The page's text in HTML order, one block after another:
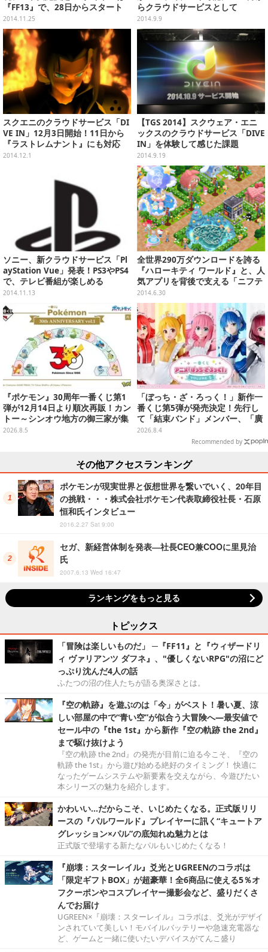
『FF13』で、28日からスタート
2014.11.25
らクラウドサービスとして
2014.9.9
スクエニのクラウドサービス「DI
VE IN」12月3日開始！11日から
『ラストレムナント』にも対応
2014.12.1
【TGS 2014】スクウェア・エニ
ックスのクラウドサービス「DIVE
IN」を体験して感じた課題
2014.9.19
ソニー、新クラウドサービス「Pl
ayStation Vue」発表！PS3やPS4
で、テレビ番組が楽しめる
2014.11.13
全世界290万ダウンロードを誇る
『ハローキティ ワールド』と、人
気アプリを背後で支える「ニフテ
ィクラウド mobile backend」の
取り組みとは
2014.6.30
『ポケモン』30周年一番くじ第1
弾が12月14日より順次再販！カン
トー～シンオウ地方の御三家が集
まった時計、ぬいぐるみなど記念
2026.8.5
「ぼっち・ざ・ろっく！」新作一
番くじ第5弾が発売決定！先行し
て「結束バンド」メンバー、「廣
井きくり」のメイド衣装フィギュ
2026.8.4
Recommended by
その他アクセスランキング
ポケモンが現実世界と仮想世界を繋いでいく、20年目
の挑戦・・・株式会社ポケモン代表取締役社長・石原
恒和氏インタビュー
2016.2.27 Sat 9:00
セガ、新経営体制を発表―社長CEO兼COOに里見治
氏
2007.6.13 Wed 16:47
ランキングをもっと見る
トピックス
「冒険は楽しいものだ」 ─『FF11』と『ウィザードリ
ィ ヴァリアンツ ダフネ』、"優しくないRPG"の沼にど
っぷり沈んだ4人の話
ふたつの沼の住人たちが語る奥深さとは。
『空の軌跡』を遊ぶのは「今」がベスト！暑い夏、涼
しい部屋の中で“青い空”が似合う大冒険へ―最安値で
セール中の『the 1st』から新作『空の軌跡 the 2nd』
まで駆け抜けよう
『空の軌跡 the 2nd』の発売が目前に迫る今こそ、『空の
軌跡 the 1st』から遊び始める絶好のタイミング！ 快適に
なったゲームシステムや新要素を交えながら、今遊びたい
本シリーズの魅力を紹介します。
かわいい…だからこそ、いじめたくなる。正式版リリ
ースの『パルワールド』プレイヤーに訊く“キュートア
グレッション×パル”の底知れぬ魅力とは
正式版で登場する新たなパルもいじめたくなる！
『崩壊：スターレイル』爻光とUGREENのコラボは
「限定ギフトBOX」が超豪華！全6商品に使える5％オ
フクーポンやコスプレイヤー撮影会など、盛りだくさ
んでお届け
UGREEN×『崩壊：スターレイル』コラボは、爻光がデザイ
ンされていて美しい！モバイルバッテリーや急速充電器な
ど、ゲームと一緒に使いたいデバイスがてんこ盛り